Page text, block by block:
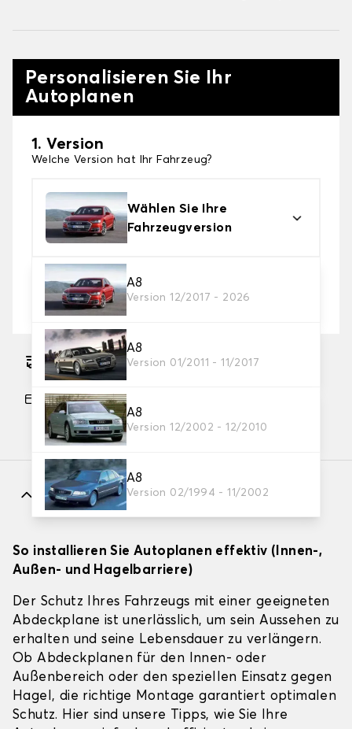
Personalisieren Sie Ihr
Autoplanen
1. Version
Welche Version hat Ihr Fahrzeug?
Wählen Sie Ihre
Fahrzeugversion
A8
Version 12/2017 - 2026
A8
Version 01/2011 - 11/2017
A8
Version 12/2002 - 12/2010
A8
Version 02/1994 - 11/2002
2. Schutzniveau
Wählen Sie die passende Abdeckplane für Ihre
Bedürfnisse aus
Geschätzter kostenloser Versand am
14.08.2026
Zahlung in 3 Raten ohne Gebühren, ab einem
Einkaufswert von 60 €.
Merkmale
So installieren Sie Autoplanen effektiv (Innen-,
Außen- und Hagelbarriere)
Der Schutz Ihres Fahrzeugs mit einer geeigneten
Abdeckplane ist unerlässlich, um sein Aussehen zu
erhalten und seine Lebensdauer zu verlängern.
Ob Abdeckplanen für den Innen- oder
Außenbereich oder den speziellen Einsatz gegen
Hagel, die richtige Montage garantiert optimalen
Schutz. Hier sind unsere Tipps, wie Sie Ihre